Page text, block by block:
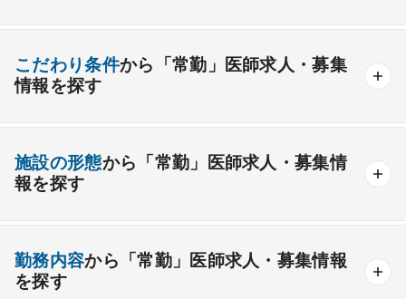
老人内科 リウマチ内科 総合診療科
消化器外科
整形外科 形成外科 美容外科
その他
こだわり条件から「常勤」医師求人・募集
情報を探す
開業支援あり
外来のみの勤務可能 給与インセンティブ制度あり
夜間当直なしの勤務可
施設の形態から「常勤」医師求人・募集情
報を探す
療養＋精神
勤務内容から「常勤」医師求人・募集情報
を探す